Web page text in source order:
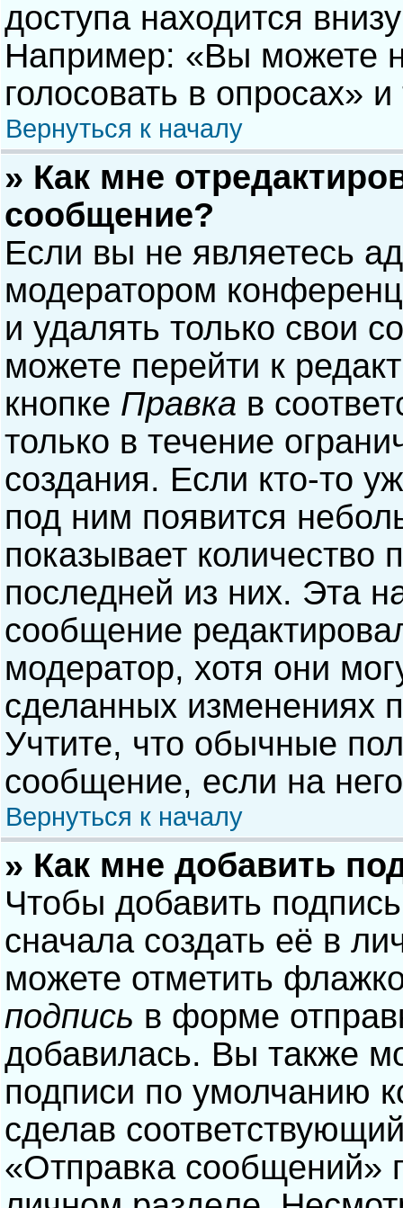
доступа находится
Например: «Вы можете
голосовать в опросах» и
Вернуться к началу
» Как мне
сообщение?
Если вы не являетесь
модератором
и удалять только свои
можете перейти к
кнопке Правка в
только в течение
создания. Если кто-то
под ним появится
показывает количество
последней из них. Эта
сообщение
модератор, хотя они
сделанных изменениях
Учтите, что обычные
сообщение, если на
Вернуться к началу
» Как мне добавить
Чтобы добавить
сначала создать её в
можете отметить
подпись в форме
добавилась. Вы также
подписи по умолчанию
сделав
«Отправка сообщений»